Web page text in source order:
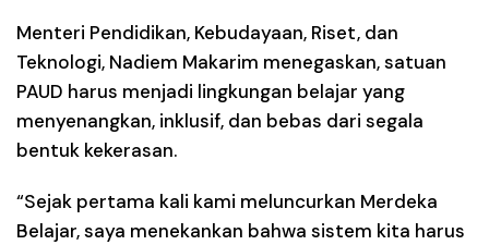
Menteri Pendidikan, Kebudayaan, Riset, dan
Teknologi, Nadiem Makarim menegaskan, satuan
PAUD harus menjadi lingkungan belajar yang
menyenangkan, inklusif, dan bebas dari segala
bentuk kekerasan.
“Sejak pertama kali kami meluncurkan Merdeka
Belajar, saya menekankan bahwa sistem kita harus